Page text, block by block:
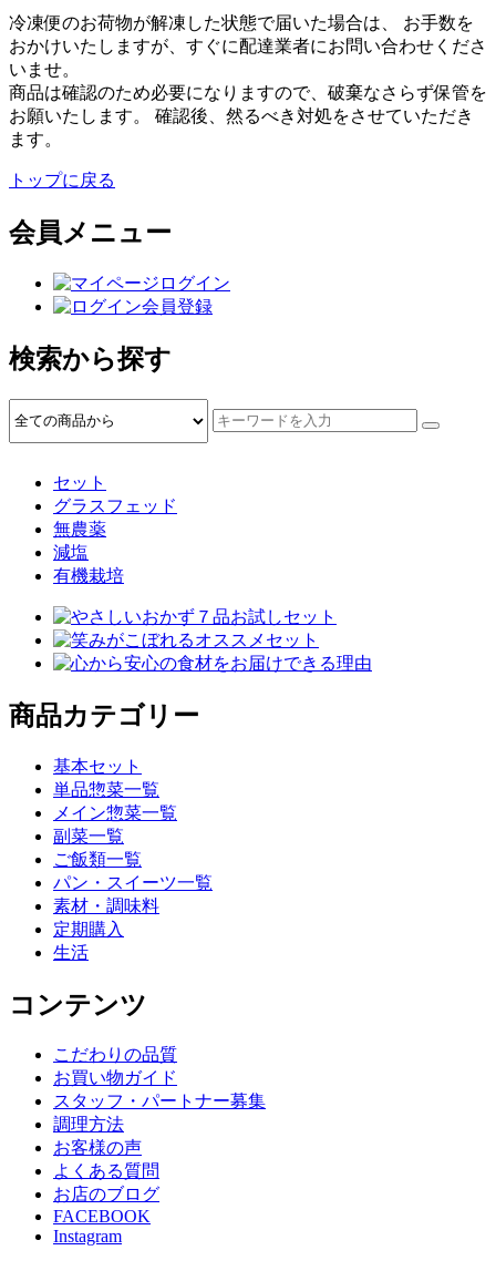
冷凍便のお荷物が解凍した状態で届いた場合は、 お手数を
おかけいたしますが、すぐに配達業者にお問い合わせくださ
いませ。
商品は確認のため必要になりますので、破棄なさらず保管を
お願いたします。 確認後、然るべき対処をさせていただき
ます。
トップに戻る
会員メニュー
ログイン
会員登録
検索から探す
セット
グラスフェッド
無農薬
減塩
有機栽培
商品カテゴリー
基本セット
単品惣菜一覧
メイン惣菜一覧
副菜一覧
ご飯類一覧
パン・スイーツ一覧
素材・調味料
定期購入
生活
コンテンツ
こだわりの品質
お買い物ガイド
スタッフ・パートナー募集
調理方法
お客様の声
よくある質問
お店のブログ
FACEBOOK
Instagram